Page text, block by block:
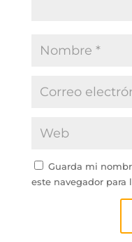
Guarda mi
este navegador para